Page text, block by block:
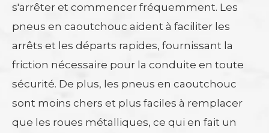
s'arrêter et commencer fréquemment. Les
pneus en caoutchouc aident à faciliter les
arrêts et les départs rapides, fournissant la
friction nécessaire pour la conduite en toute
sécurité. De plus, les pneus en caoutchouc
sont moins chers et plus faciles à remplacer
que les roues métalliques, ce qui en fait un